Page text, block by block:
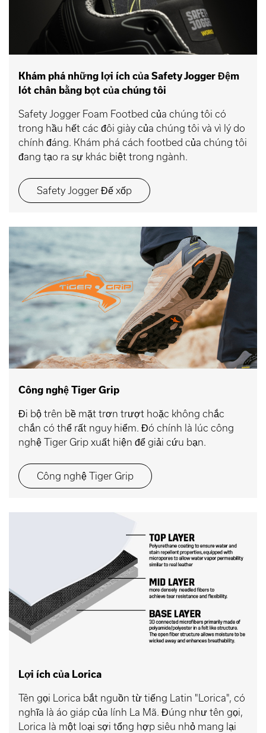
Khám phá những lợi ích của Safety Jogger Đệm
lót chân bằng bọt của chúng tôi
Safety Jogger Foam Footbed của chúng tôi có
trong hầu hết các đôi giày của chúng tôi và vì lý do
chính đáng. Khám phá cách footbed của chúng tôi
đang tạo ra sự khác biệt trong ngành.
Safety Jogger Đế xốp
Công nghệ Tiger Grip
Đi bộ trên bề mặt trơn trượt hoặc không chắc
chắn có thể rất nguy hiểm. Đó chính là lúc công
nghệ Tiger Grip xuất hiện để giải cứu bạn.
Công nghệ Tiger Grip
Lợi ích của Lorica
Tên gọi Lorica bắt nguồn từ tiếng Latin "Lorica", có
nghĩa là áo giáp của lính La Mã. Đúng như tên gọi,
Lorica là một loại sợi tổng hợp siêu nhỏ mang lại